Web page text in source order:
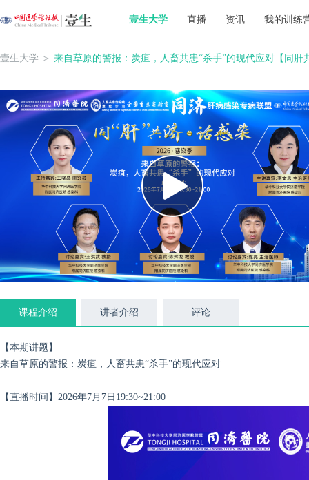
壹生大学 直播 资讯 我的训练
壹生大学 ＞ 来自草原的警报：炭疽，人畜共患“杀手”的现代应对【同肝
课程介绍 讲者介绍 评论
【本期讲题】
来自草原的警报：炭疽，人畜共患“杀手”的现代应对
【直播时间】2026年7月7日19:30~21:00